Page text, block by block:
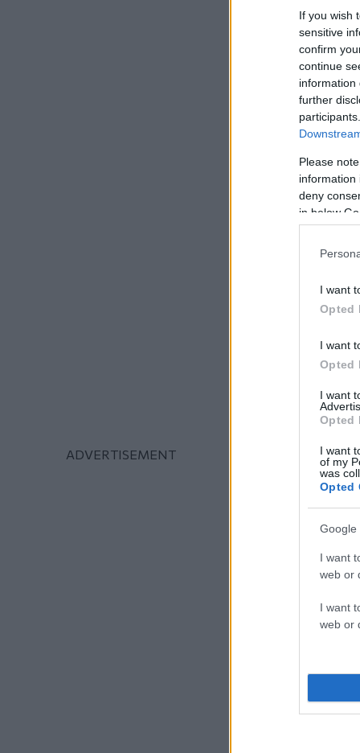
If you wish
sensitive
confirm
continue
information
further
Please
information
deny
in below
I want
Opted
I want
Opted
I want
Opted
I want
of my
was
Opted
Google
I want
web or
I want
web or